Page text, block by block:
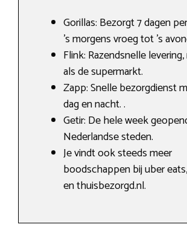
Gorillas: Bezorgt 7 dagen
’s morgens vroeg tot ’s
Flink: Razendsnelle
als de supermarkt.
Zapp: Snelle bezorgdienst
dag en nacht. .
Getir: De hele week
Nederlandse steden.
Je vindt ook steeds meer
boodschappen bij uber
en thuisbezorgd.nl.